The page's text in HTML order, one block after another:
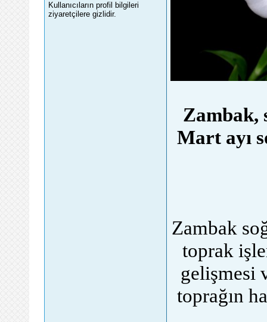
Kullanıcıların profil bilgileri
ziyaretçilere gizlidir.
Zambak,
Mart ayı
Zambak
toprak
gelişmesi
toprağın